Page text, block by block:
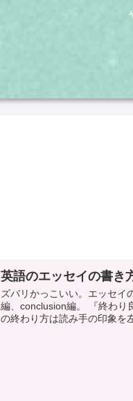
英語のエッセイの書き
ズバリかっこいい。エッセイ
編、conclusion編。 『終わり
の終わり方は読み手の印象を